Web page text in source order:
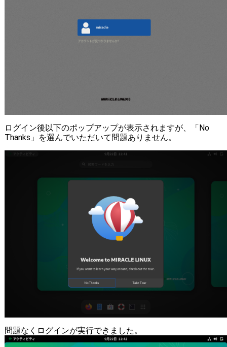
ログイン後以下のポップアップが表示されますが、「No
Thanks」を選んでいただいて問題ありません。
問題なくログインが実行できました。